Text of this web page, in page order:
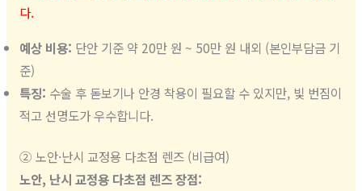
다.
예상 비용: 단안 기준 약 20만 원 ~ 50만 원 내외 (본인부담금 기
준)
특징: 수술 후 돋보기나 안경 착용이 필요할 수 있지만, 빛 번짐이
적고 선명도가 우수합니다.
② 노안·난시 교정용 다초점 렌즈 (비급여)
노안, 난시 교정용 다초점 렌즈 장점: